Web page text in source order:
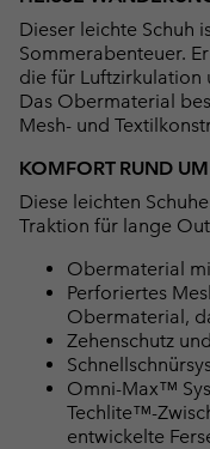
Dieser leichte Schuh
Sommerabenteuer.
die für Luftzirkulation
Das Obermaterial
Mesh- und
KOMFORT RUND
Diese leichten
Traktion für lange
Obermaterial
Perforiertes
Obermaterial,
Zehenschutz
Omni-Max™
Techlite™-
entwickelte